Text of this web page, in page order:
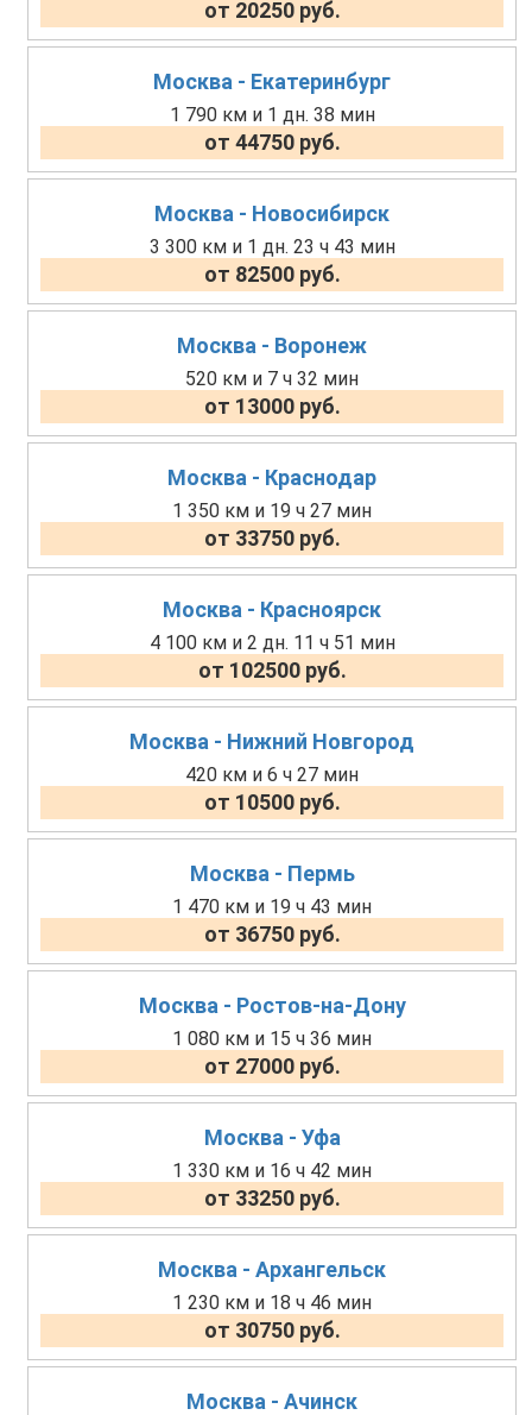
от 20250 руб.
Москва - Екатеринбург
1 790 км и 1 дн. 38 мин
от 44750 руб.
Москва - Новосибирск
3 300 км и 1 дн. 23 ч 43 мин
от 82500 руб.
Москва - Воронеж
520 км и 7 ч 32 мин
от 13000 руб.
Москва - Краснодар
1 350 км и 19 ч 27 мин
от 33750 руб.
Москва - Красноярск
4 100 км и 2 дн. 11 ч 51 мин
от 102500 руб.
Москва - Нижний Новгород
420 км и 6 ч 27 мин
от 10500 руб.
Москва - Пермь
1 470 км и 19 ч 43 мин
от 36750 руб.
Москва - Ростов-на-Дону
1 080 км и 15 ч 36 мин
от 27000 руб.
Москва - Уфа
1 330 км и 16 ч 42 мин
от 33250 руб.
Москва - Архангельск
1 230 км и 18 ч 46 мин
от 30750 руб.
Москва - Ачинск